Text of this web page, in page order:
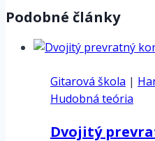
Podobné články
Gitarová škola |
Hudobná teória
Dvojitý